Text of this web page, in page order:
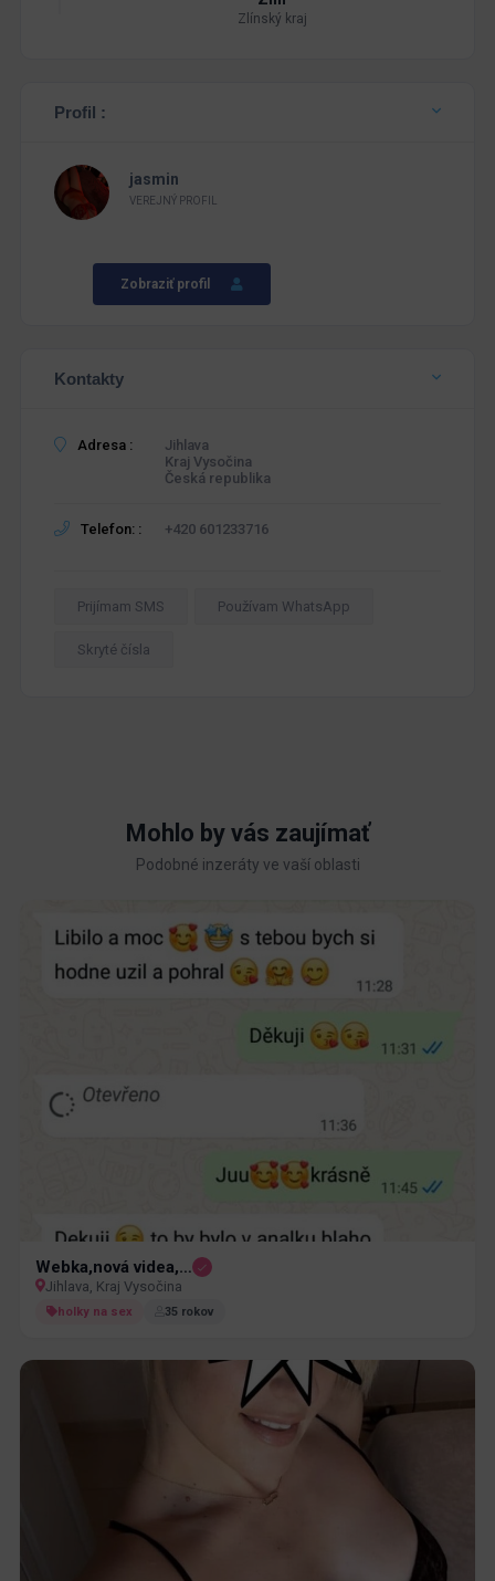
Zlínský kraj
Profil :
jasmin
VEREJNÝ PROFIL
Zobraziť profil
Kontakty
Adresa :
Jihlava
Kraj Vysočina
Česká republika
Telefon: : +420 601233716
Prijímam SMS Používam WhatsApp
Skryté čísla
Mohlo by vás zaujímať
Podobné inzeráty ve vaší oblasti
Webka,nová videa,…
Jihlava, Kraj Vysočina
holky na sex 35 rokov